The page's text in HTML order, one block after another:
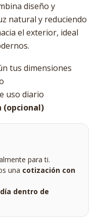
diseño y
natural y reduciendo
el exterior, ideal
tus dimensiones
uso diario
(opcional)
para ti.
una cotización con
dentro de